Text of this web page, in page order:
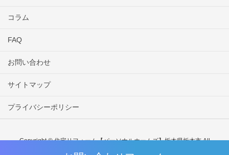
コラム
FAQ
お問い合わせ
サイトマップ
プライバシーポリシー
Copyright © 住宅リフォーム【パーソナルホームズ】栃木県栃木市 All
Rights Reserved.